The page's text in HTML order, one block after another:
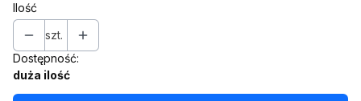
Ilość
szt.
Dostępność:
duża ilość